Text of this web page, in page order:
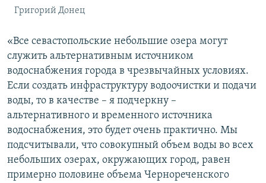
Григорий Донец
«Все севастопольские небольшие озера могут
служить альтернативным источником
водоснабжения города в чрезвычайных условиях.
Если создать инфраструктуру водоочистки и подачи
воды, то в качестве – я подчеркну –
альтернативного и временного источника
водоснабжения, это будет очень практично. Мы
подсчитывали, что совокупный объем воды во всех
небольших озерах, окружающих город, равен
примерно половине объема Чернореченского